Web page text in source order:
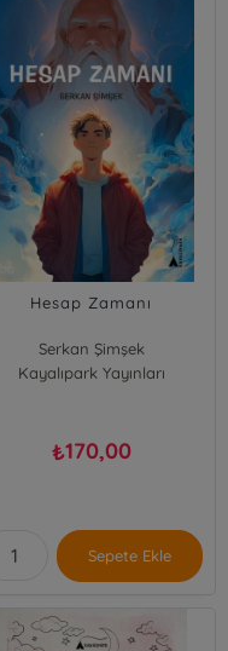
Hesap Zamanı
Serkan Şimşek
Kayalıpark Yayınları
₺170,00
Sepete Ekle